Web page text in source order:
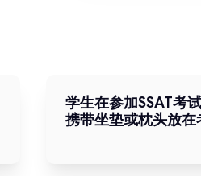
学生在参加SSAT考
携带坐垫或枕头放在